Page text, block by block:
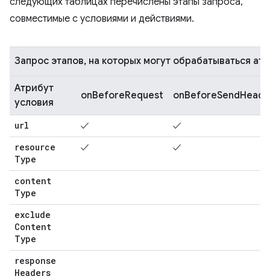
совместимые с условиями и действиями.
Запрос этапов, на которых могут обрабатываться
Атрибут
условия
onBeforeRequest
url ✓ ✓
resource
Type
✓ ✓
content
Type
exclude
Content
Type
response
Headers